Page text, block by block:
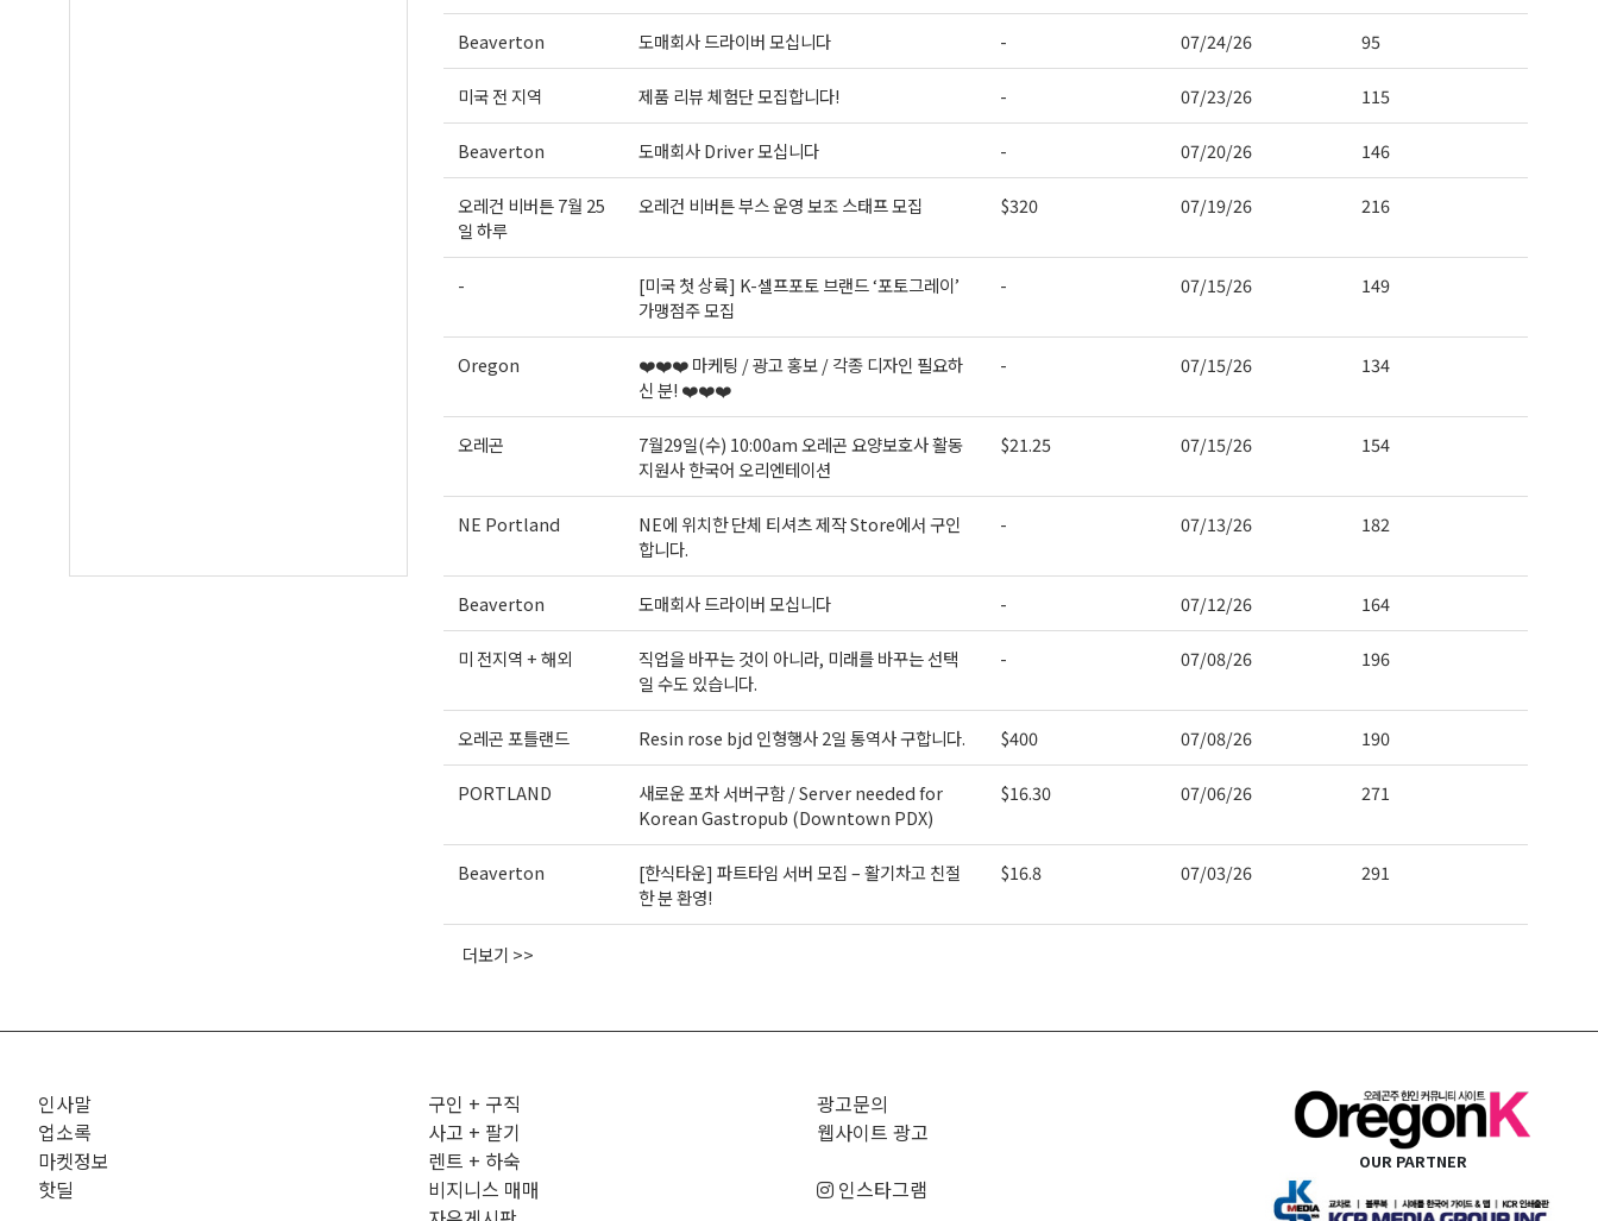
Beaverton 도매회사 드라이버 모십니다 - 07/24/26 95
미국 전 지역 제품 리뷰 체험단 모집합니다! - 07/23/26 115
Beaverton 도매회사 Driver 모십니다 - 07/20/26 146
오레건 비버튼 7월 25
일 하루
오레건 비버튼 부스 운영 보조 스태프 모집 $320 07/19/26 216
-
[미국 첫 상륙] K-셀프포토 브랜드 ‘포토그레이’
가맹점주 모집
- 07/15/26 149
Oregon
❤️❤️❤️ 마케팅 / 광고 홍보 / 각종 디자인 필요하
신 분! ❤️❤️❤️
- 07/15/26 134
오레곤
7월29일(수) 10:00am 오레곤 요양보호사 활동
지원사 한국어 오리엔테이션
$21.25 07/15/26 154
NE Portland
NE에 위치한 단체 티셔츠 제작 Store에서 구인
합니다.
- 07/13/26 182
Beaverton 도매회사 드라이버 모십니다 - 07/12/26 164
미 전지역 + 해외
직업을 바꾸는 것이 아니라, 미래를 바꾸는 선택
일 수도 있습니다.
- 07/08/26 196
오레곤 포틀랜드 Resin rose bjd 인형행사 2일 통역사 구합니다. $400 07/08/26 190
PORTLAND
새로운 포차 서버구함 / Server needed for
Korean Gastropub (Downtown PDX)
$16.30 07/06/26 271
Beaverton
[한식타운] 파트타임 서버 모집 – 활기차고 친절
한 분 환영!
$16.8 07/03/26 291
더보기 >>
인사말
업소록
마켓정보
핫딜
구인 + 구직
사고 + 팔기
렌트 + 하숙
비지니스 매매
광고문의
웹사이트 광고
인스타그램
OUR PARTNER
오레곤K 뉴스레터 구독하기!